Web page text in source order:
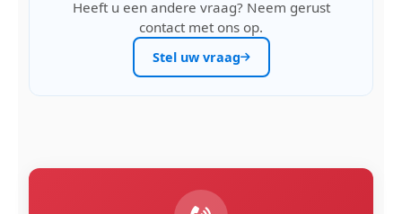
Heeft u een andere vraag? Neem gerust
contact met ons op.
Stel uw vraag